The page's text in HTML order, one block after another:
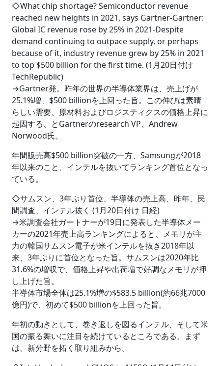
◇What chip shortage? Semiconductor revenue
reached new heights in 2021, says Gartner-Gartner:
Global IC revenue rose by 25% in 2021-Despite
demand continuing to outpace supply, or perhaps
because of it, industry revenue grew by 25% in 2021
to top $500 billion for the first time. (1月20日付け
TechRepublic)
→Gartner発。昨年の世界の半導体業界は、売上げが
25.1%増、$500 billionを上回った旨。この伸びは素晴
らしい需要、原材料およびロジスティクスの価格上昇に
起因する、とGartnerのresearch VP、Andrew
Norwood氏。
年間販売高$500 billion突破の一方、Samsungが2018
年以来のこと、インテルを抜いてランキング首位となっ
ている。
◇サムスン、3年ぶり首位、半導体の売上高、昨年、民
間調査、インテル抜く (1月20日付け 日経)
→米調査会社ガートナーが19日に発表した半導体メー
カーの2021年売上高ランキングによると、メモリが主
力の韓国サムスン電子が米インテルを抜き2018年以
来、3年ぶりに首位となった旨。サムスンは2020年比
31.6%の増収で、価格上昇や出荷増で好調なメモリが押
し上げた旨。
半導体市場全体は25.1%増の$583.5 billion(約66兆7000
億円)で、初めて$500 billionを上回った旨。
年初の動きとして、巻き返しを図るインテル、そして米
国の振る舞いに注目を続けているところである。まず
は、新分野を拓く取り組みから。